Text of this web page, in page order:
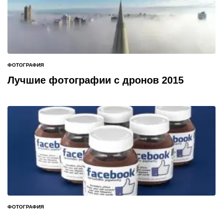
ОПУБЛИКОВАНО
В
ФОТОГРАФИЯ
Лучшие фотографии с дронов 2015
ОПУБЛИКОВАНО
ФОТОГРАФИЯ